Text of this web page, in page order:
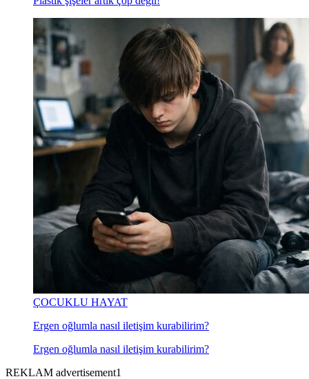
ÇOCUKLU HAYAT
Ergen oğlumla nasıl iletişim kurabilirim?
Ergen oğlumla nasıl iletişim kurabilirim?
REKLAM advertisement1